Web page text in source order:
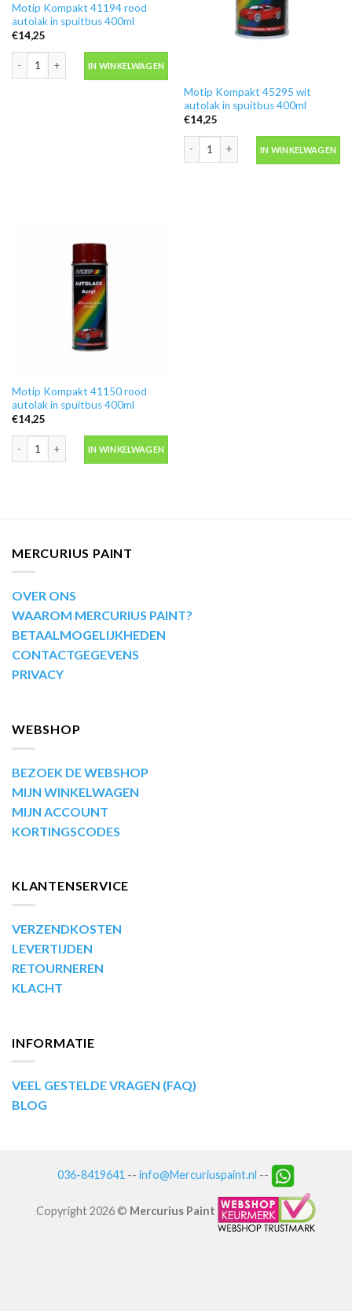
Motip Kompakt 41194 rood
autolak in spuitbus 400ml
€14,25
Motip Kompakt 41194 rood autolak in spuitbus 400ml aantal
IN WINKELWAGEN
Motip Kompakt 45295 wit
autolak in spuitbus 400ml
€14,25
IN WINKELWAGEN
Motip Kompakt 41150 rood
autolak in spuitbus 400ml
€14,25
Motip Kompakt 41150 rood autolak in spuitbus 400ml aantal
IN WINKELWAGEN
MERCURIUS PAINT
OVER ONS
WAAROM MERCURIUS PAINT?
BETAALMOGELIJKHEDEN
CONTACTGEGEVENS
PRIVACY
WEBSHOP
BEZOEK DE WEBSHOP
MIJN WINKELWAGEN
MIJN ACCOUNT
KORTINGSCODES
KLANTENSERVICE
VERZENDKOSTEN
LEVERTIJDEN
RETOURNEREN
KLACHT
INFORMATIE
VEEL GESTELDE VRAGEN (FAQ)
BLOG
036-8419641 -- info@Mercuriuspaint.nl --
Copyright 2026 © Mercurius Paint